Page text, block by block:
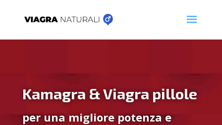
Kamagra & Viagra pillole
per una migliore potenza e